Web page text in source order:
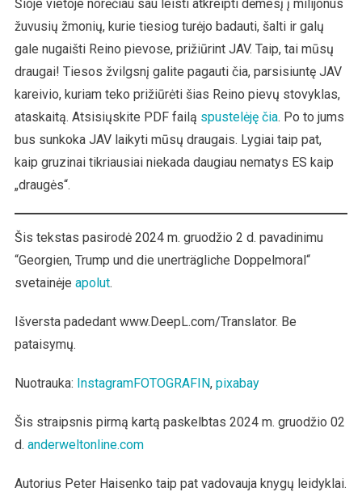
Šioje vietoje norėčiau sau leisti atkreipti dėmesį į milijonus
žuvusių žmonių, kurie tiesiog turėjo badauti, šalti ir galų
gale nugaišti Reino pievose, prižiūrint JAV. Taip, tai mūsų
draugai! Tiesos žvilgsnį galite pagauti čia, parsisiuntę JAV
kareivio, kuriam teko prižiūrėti šias Reino pievų stovyklas,
ataskaitą. Atsisiųskite PDF failą spustelėję čia. Po to jums
bus sunkoka JAV laikyti mūsų draugais. Lygiai taip pat,
kaip gruzinai tikriausiai niekada daugiau nematys ES kaip
„draugės“.
Šis tekstas pasirodė 2024 m. gruodžio 2 d. pavadinimu
“Georgien, Trump und die unerträgliche Doppelmoral“
svetainėje apolut.
Išversta padedant www.DeepL.com/Translator. Be
pataisymų.
Nuotrauka: InstagramFOTOGRAFIN, pixabay
Šis straipsnis pirmą kartą paskelbtas 2024 m. gruodžio 02
d. anderweltonline.com
Autorius Peter Haisenko taip pat vadovauja knygų leidyklai.